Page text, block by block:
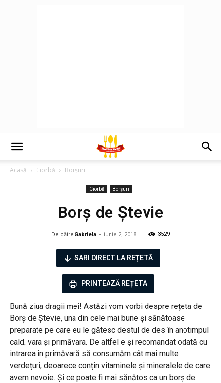
Acasă Ciorbă Borșuri
Ciorbă Borșuri
Borș de Ștevie
De către Gabriela - iunie 2, 2018 3529
SARI DIRECT LA REȚETĂ
PRINTEAZĂ REȚETA
Bună ziua dragii mei! Astăzi vom vorbi despre rețeta de
Borș de Ștevie, una din cele mai bune și sănătoase
preparate pe care eu le gătesc destul de des în anotimpul
cald, vara și primăvara. De altfel e și recomandat odată cu
intrarea în primăvară să consumăm cât mai multe
verdețuri, deoarece conțin vitaminele și mineralele de care
avem nevoie. Și ce poate fi mai sănătos ca un borș de